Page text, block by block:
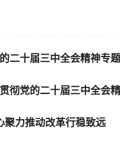
二十届三中全会精神专
彻党的二十届三中全会
聚力推动改革行稳致远